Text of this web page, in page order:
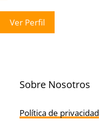
Ver Perfil
Sobre Nosotros
Política de privacidad